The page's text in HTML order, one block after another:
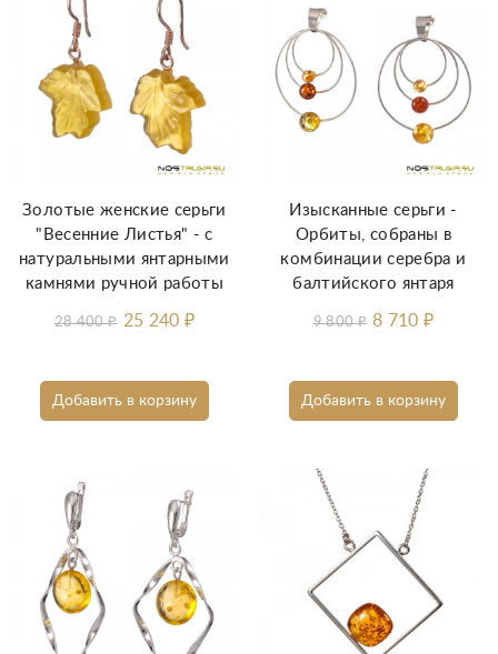
Добавить в корзину
Золотые женские серьги
"Весенние Листья" - с
натуральными янтарными
камнями ручной работы
28 400₽ 25 240 ₽
Добавить в корзину
Изысканные серьги -
Орбиты, собраны в
комбинации серебра и
балтийского янтаря
9 800₽ 8 710₽